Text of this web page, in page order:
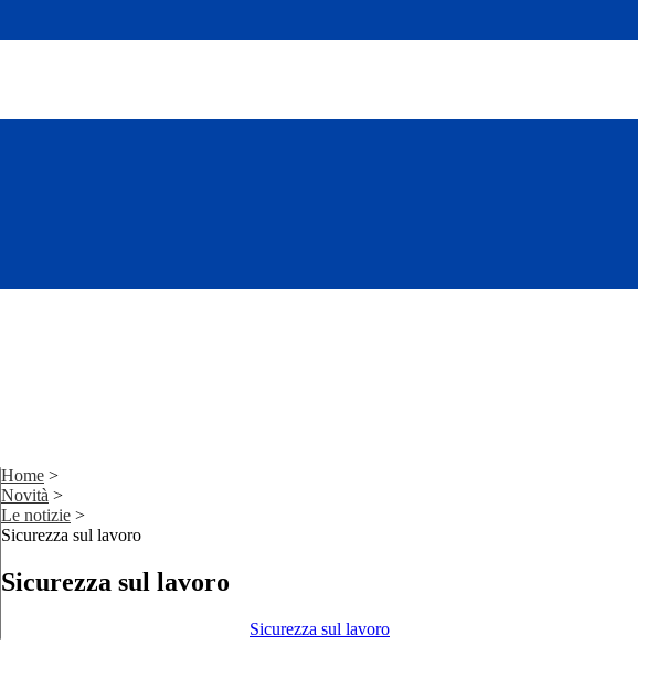
Home >
Novità >
Le notizie >
Sicurezza sul lavoro
Sicurezza sul lavoro
Sicurezza sul lavoro